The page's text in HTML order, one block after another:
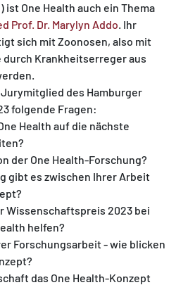
ist One Health auch ein Thema
Prof. Dr. Marylyn Addo. Ihr
sich mit Zoonosen, also mit
Krankheitserreger aus
des Hamburger
folgende Fragen:
Health auf die nächste
der One Health-Forschung?
gibt es zwischen Ihrer Arbeit
Wissenschaftspreis 2023 bei
helfen?
Forschungsarbeit - wie blicken
das One Health-Konzept